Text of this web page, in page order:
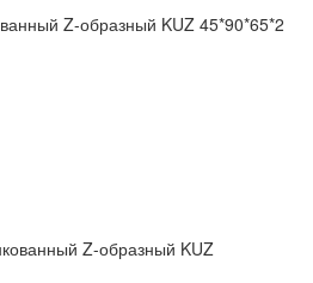
Z-образный KUZ 45*90*65*2